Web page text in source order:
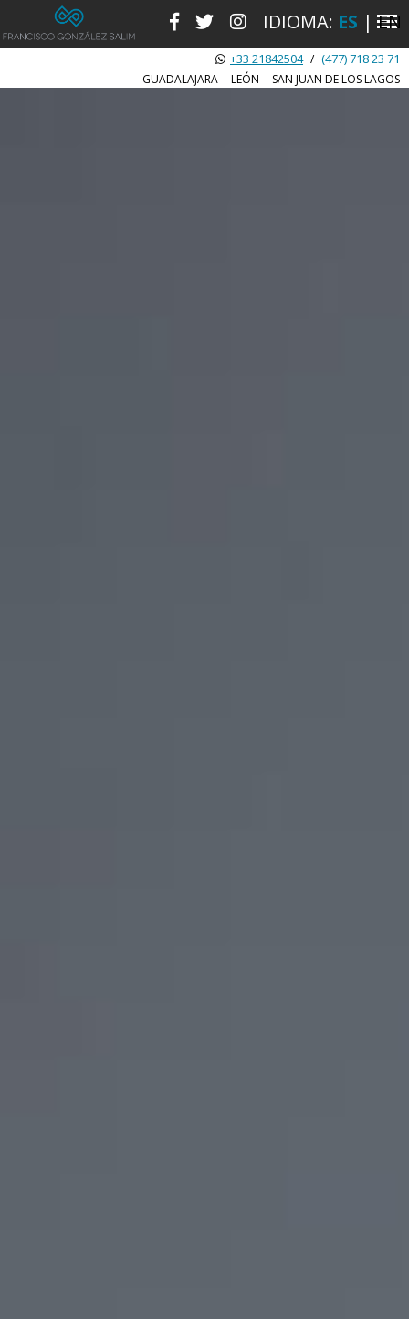
+33 21842504 / (477) 718 23 71
GUADALAJARA LEÓN SAN JUAN DE LOS LAGOS
IDIOMA: ES | EN